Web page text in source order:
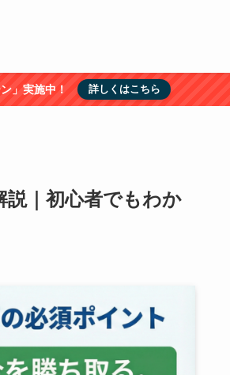
」実施中！ 詳しくはこちら
説｜初心者でもわか